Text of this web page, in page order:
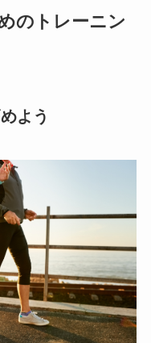
のトレーニン
よう